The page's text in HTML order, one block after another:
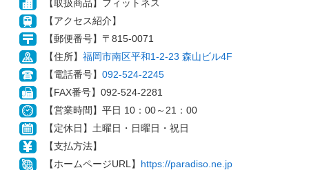
【取扱商品】フィットネス
【アクセス紹介】
【郵便番号】〒815-0071
【住所】 福岡市南区平和1-2-23 森山ビル4F
【電話番号】 092-524-2245
【FAX番号】092-524-2281
【営業時間】平日 10：00～21：00
【定休日】土曜日・日曜日・祝日
【支払方法】
【ホームページURL】
https://paradiso.ne.jp